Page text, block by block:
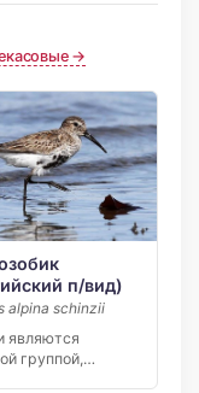
→
п/вид)
alpina schinzii
являются
группой,